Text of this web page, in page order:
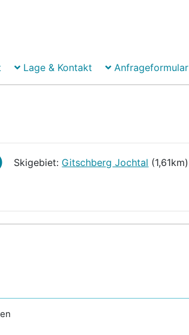
Lage & Kontakt Anfrageformular
Skigebiet: Gitschberg Jochtal (1,61km)